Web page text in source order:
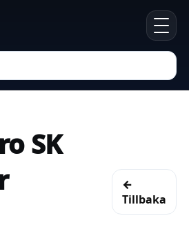
SK
←
Tillbaka